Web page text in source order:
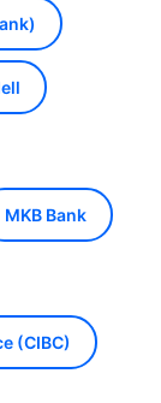
MKB Bank
(CIBC)